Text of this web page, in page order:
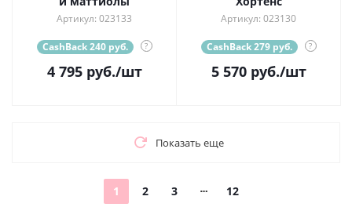
Артикул: 023133
CashBack 240 руб. ?
4 795руб./шт
Артикул: 023130
CashBack 279 руб. ?
5 570руб./шт
Показать еще
1 2 3 12